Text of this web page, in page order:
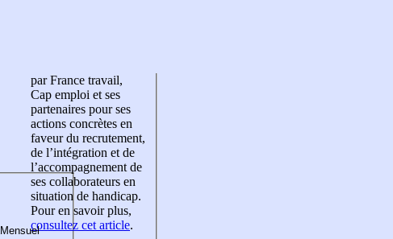
par France travail,
Cap emploi et ses
partenaires pour ses
actions concrètes en
faveur du recrutement,
de l’intégration et de
l’accompagnement de
ses collaborateurs en
situation de handicap.
Pour en savoir plus,
consultez cet article.